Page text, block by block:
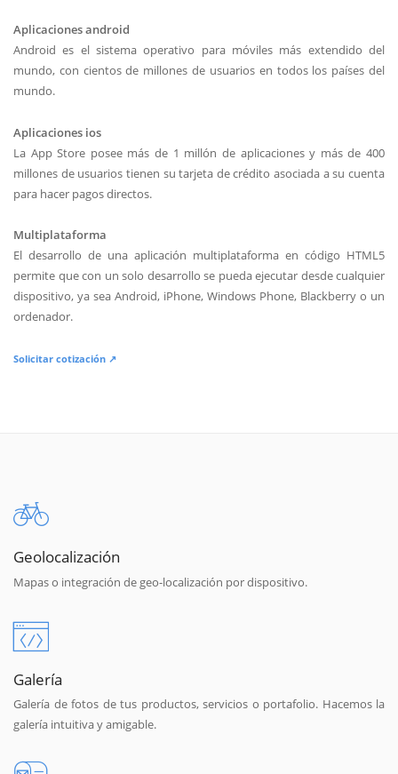
Aplicaciones android
Android es el sistema operativo para móviles más extendido del
mundo, con cientos de millones de usuarios en todos los países del
mundo.
Aplicaciones ios
La App Store posee más de 1 millón de aplicaciones y más de 400
millones de usuarios tienen su tarjeta de crédito asociada a su cuenta
para hacer pagos directos.
Multiplataforma
El desarrollo de una aplicación multiplataforma en código HTML5
permite que con un solo desarrollo se pueda ejecutar desde cualquier
dispositivo, ya sea Android, iPhone, Windows Phone, Blackberry o un
ordenador.
Solicitar cotización ↗
Geolocalización
Mapas o integración de geo-localización por dispositivo.
Galería
Galería de fotos de tus productos, servicios o portafolio. Hacemos la
galería intuitiva y amigable.